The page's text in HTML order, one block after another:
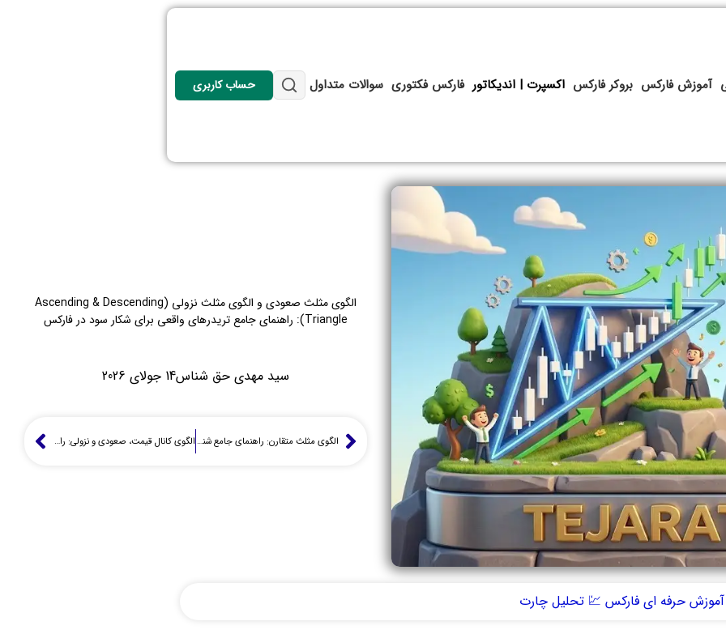
آموزش فارکس بروکر فارکس اکسپرت | اندیکاتور فارکس فکتوری سوالات متداول حساب کاربری
الگوی مثلث صعودی و الگوی مثلث نزولی (Ascending & Descending
Triangle): راهنمای جامع تریدرهای واقعی برای شکار سود در فارکس
سید مهدی حق شناس14 جولای 2026
الگوی مثلث متقارن: راهنمای جامع شناسایی و ترید الگوی ادامه دهنده روند, symmetrical triangle در فارکس (از زبان یک تریدر واقعی) الگوی کانال قیمت، صعودی و نزولی: راهنمای جامع Price Channel و استراتژی‌های معاملاتی یک الگوی ادامه دهنده روند
آموزش حرفه ای فارکس 💹 تحلیل چارت